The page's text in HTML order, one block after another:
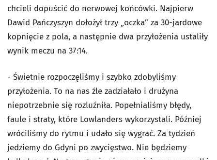
chcieli dopuścić do nerwowej końcówki. Najpierw
Dawid Pańczyszyn dołożył trzy „oczka” za 30-jardowe
kopnięcie z pola, a następnie dwa przyłożenia ustaliły
wynik meczu na 37:14.
- Świetnie rozpoczęliśmy i szybko zdobyliśmy
przyłożenia. To na nas źle zadziałało i drużyna
niepotrzebnie się rozluźniła. Popełnialiśmy błędy,
faule i straty, które Lowlanders wykorzystali. Później
wróciliśmy do rytmu i udało się wygrać. Za tydzień
jedziemy do Gdyni po zwycięstwo. Nie będziemy